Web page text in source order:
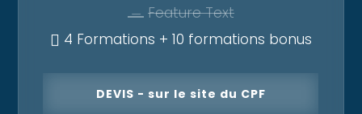
K Feature Text
 4 Formations + 10 formations bonus
DEVIS - sur le site du CPF